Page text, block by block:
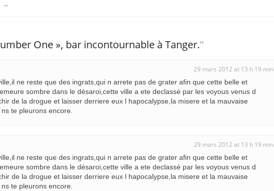
→
One », bar incontournable à Tanger."
29 mars 2012 at 13 h 19 min
ne reste que des ingrats,qui n arrete pas de grater afin que cette belle et
sombre dans le désaroi,cette ville a ete declassé par les voyous venus d
de la drogue et laisser derriere eux l hapocalypse,la misere et la mauvaise
te pleurons encore.
29 mars 2012 at 13 h 19 min
ne reste que des ingrats,qui n arrete pas de grater afin que cette belle et
sombre dans le désaroi,cette ville a ete declassé par les voyous venus d
de la drogue et laisser derriere eux l hapocalypse,la misere et la mauvaise
te pleurons encore.